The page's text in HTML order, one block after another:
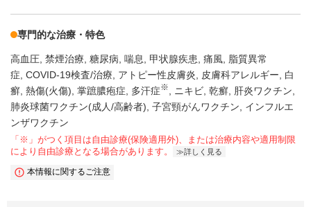
専門的な治療・特色
高血圧 禁煙治療 糖尿病 喘息 甲状腺疾患 痛風
脂質異常
症 COVID-19検査/治療 アトピー性皮膚炎 皮膚科アレルギー
白
癬 熱傷(火傷) 掌蹠膿疱症 多汗症※ ニキビ 乾癬
肝炎ワクチン
肺炎球菌ワクチン(成人/高齢者) 子宮頸がんワクチン
インフルエ
ンザワクチン
「※」がつく項目は自由診療(保険適用外)、または治療内容や適用制限
により自由診療となる場合があります。
詳しく見る
本情報に関するご注意